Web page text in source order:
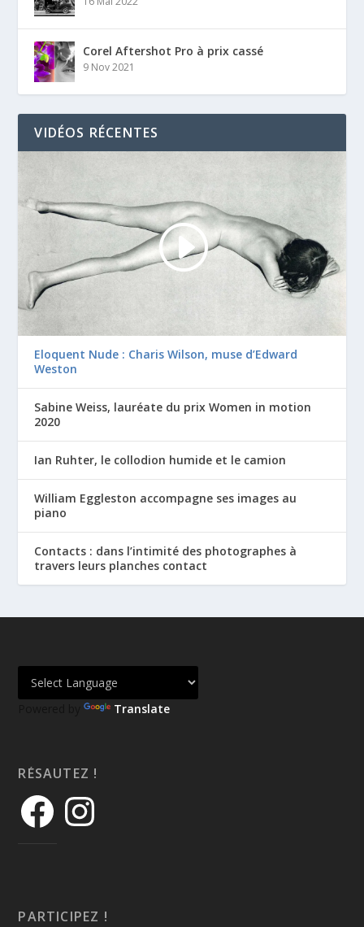
Corel Aftershot Pro à prix cassé
9 Nov 2021
VIDÉOS RÉCENTES
Eloquent Nude : Charis Wilson, muse d’Edward
Weston
Sabine Weiss, lauréate du prix Women in motion
2020
Ian Ruhter, le collodion humide et le camion
William Eggleston accompagne ses images au
piano
Contacts : dans l’intimité des photographes à
travers leurs planches contact
Powered by Translate
RÉSAUTEZ !
PARTICIPEZ !